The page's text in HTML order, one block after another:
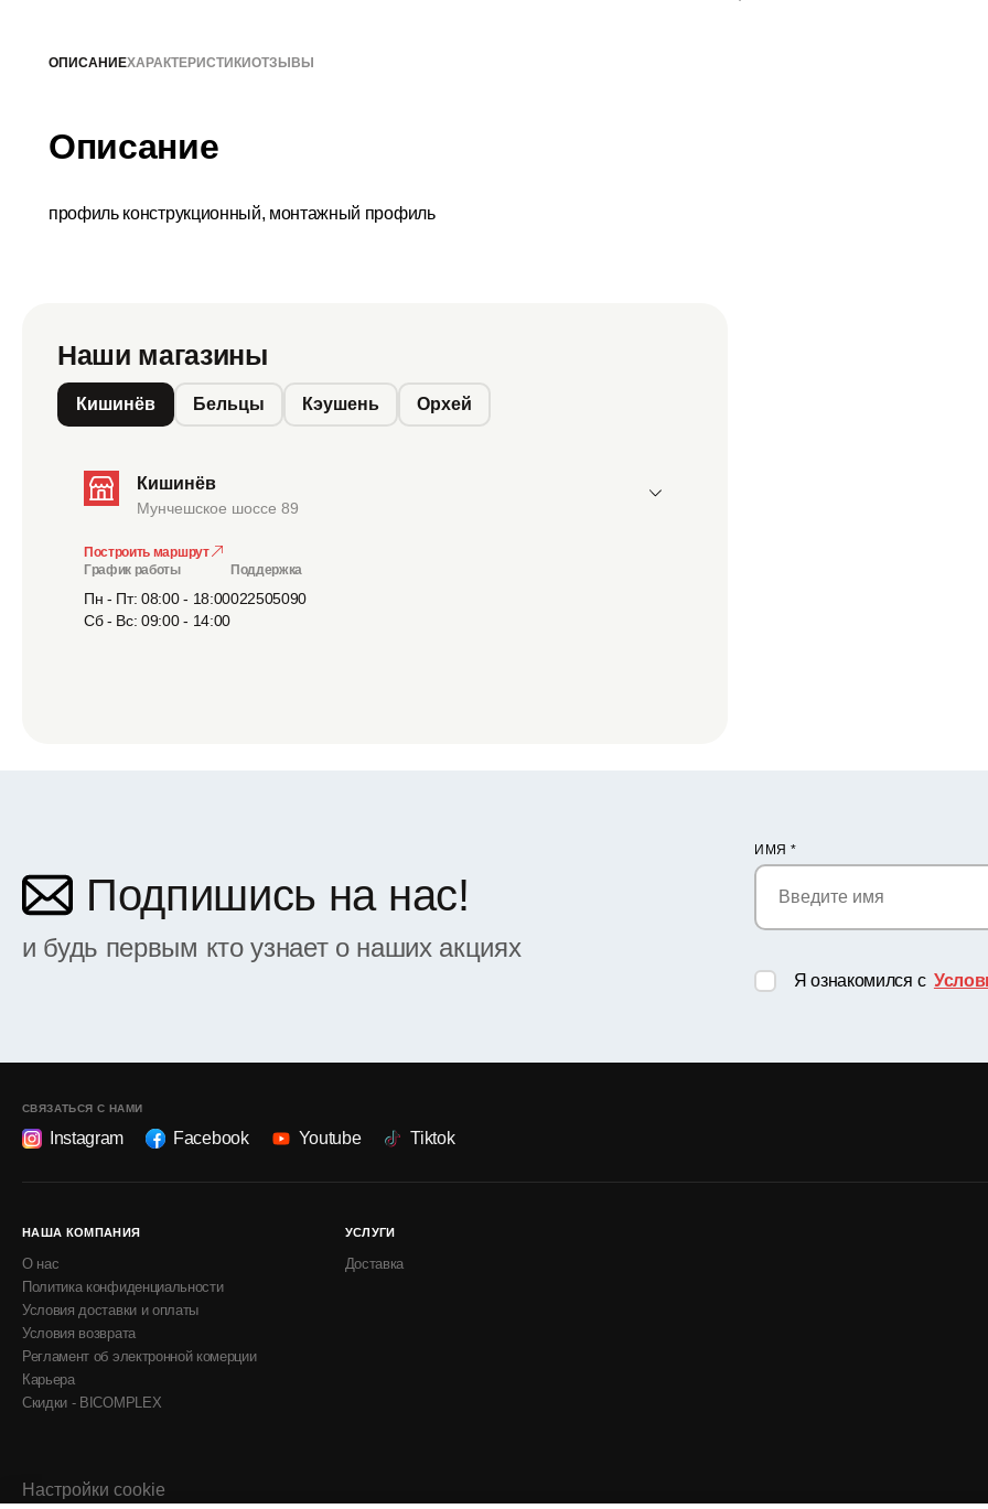
ОПИСАНИЕХАРАКТЕРИСТИКИОТЗЫВЫ
Описание
профиль конструкционный, монтажный профиль
Наши магазины
Кишинёв Бельцы Кэушень Орхей
Кишинёв
Мунчешское шоссе 89
Построить маршрут
График работы
Пн - Пт: 08:00 - 18:00
Сб - Вс: 09:00 - 14:00
Поддержка
022505090
Подпишись на нас!
и будь первым кто узнает о наших акциях
ИМЯ *
Я ознакомился с
СВЯЗАТЬСЯ С НАМИ
Instagram Facebook Youtube Tiktok
НАША КОМПАНИЯ
О нас
Политика конфиденциальности
Условия доставки и оплаты
Условия возврата
Регламент об электронной комерции
Карьера
Скидки - BICOMPLEX
УСЛУГИ
Доставка
Настройки cookie